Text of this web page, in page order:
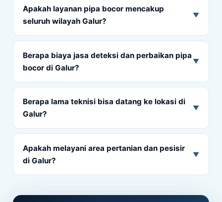
Apakah layanan pipa bocor mencakup
seluruh wilayah Galur?
▼
Berapa biaya jasa deteksi dan perbaikan pipa
bocor di Galur?
▼
Berapa lama teknisi bisa datang ke lokasi di
Galur?
▼
Apakah melayani area pertanian dan pesisir
di Galur?
▼